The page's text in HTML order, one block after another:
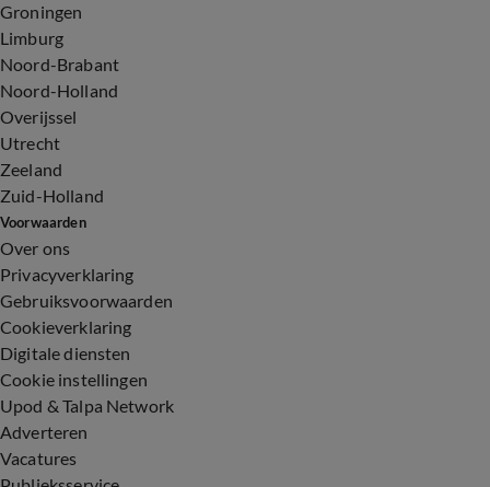
Groningen
Limburg
Noord-Brabant
Noord-Holland
Overijssel
Utrecht
Zeeland
Zuid-Holland
Voorwaarden
Over ons
Privacyverklaring
Gebruiksvoorwaarden
Cookieverklaring
Digitale diensten
Cookie instellingen
Upod & Talpa Network
Adverteren
Vacatures